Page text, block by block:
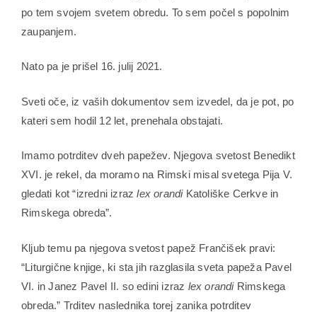
po tem svojem svetem obredu. To sem počel s popolnim
zaupanjem.
Nato pa je prišel 16. julij 2021.
Sveti oče, iz vaših dokumentov sem izvedel, da je pot, po
kateri sem hodil 12 let, prenehala obstajati.
Imamo potrditev dveh papežev. Njegova svetost Benedikt
XVI. je rekel, da moramo na Rimski misal svetega Pija V.
gledati kot “izredni izrazlex orandiKatoliške Cerkve in
Rimskega obreda”.
Kljub temu pa njegova svetost papež Frančišek pravi:
“Liturgične knjige, ki sta jih razglasila sveta papeža Pavel
VI. in Janez Pavel II. so edini izraz lex orandi Rimskega
obreda.” Trditev naslednika torej zanika potrditev